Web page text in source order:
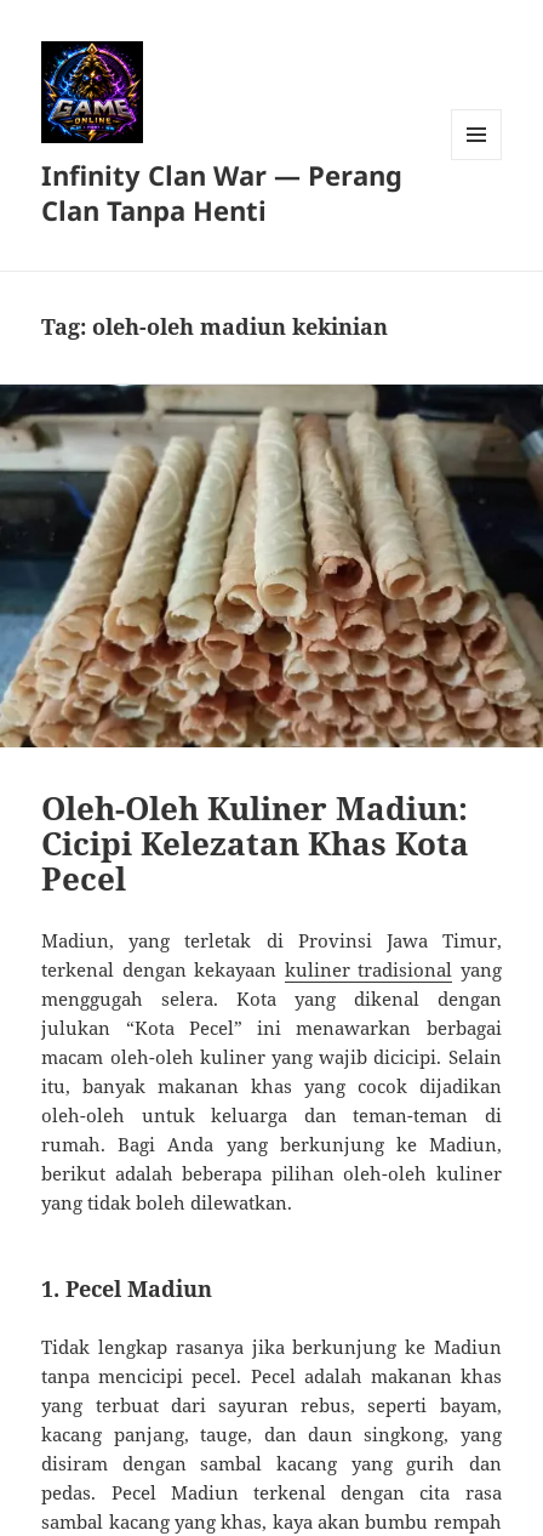
Infinity Clan War — Perang
Clan Tanpa Henti
Tag:oleh-oleh madiun kekinian
Oleh-Oleh Kuliner Madiun:
Cicipi Kelezatan Khas Kota
Pecel
Madiun, yang terletak di Provinsi Jawa Timur,
terkenal dengan kekayaan kuliner tradisional yang
menggugah selera. Kota yang dikenal dengan
julukan “Kota Pecel” ini menawarkan berbagai
macam oleh-oleh kuliner yang wajib dicicipi. Selain
itu, banyak makanan khas yang cocok dijadikan
oleh-oleh untuk keluarga dan teman-teman di
rumah. Bagi Anda yang berkunjung ke Madiun,
berikut adalah beberapa pilihan oleh-oleh kuliner
yang tidak boleh dilewatkan.
1. Pecel Madiun
Tidak lengkap rasanya jika berkunjung ke Madiun
tanpa mencicipi pecel. Pecel adalah makanan khas
yang terbuat dari sayuran rebus, seperti bayam,
kacang panjang, tauge, dan daun singkong, yang
disiram dengan sambal kacang yang gurih dan
pedas. Pecel Madiun terkenal dengan cita rasa
sambal kacang yang khas, kaya akan bumbu rempah